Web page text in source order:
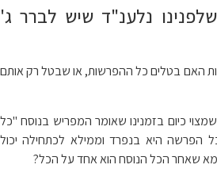
נלענ"ד שיש לברר ג'
האם בטלים כל ההפרשות, או שבטל רק אותם
כיום בזמנינו שאומר המפריש בנוסח "כל
הפרשה היא בנפרד וממילא לכתחילה יכול
שאחר הכל הנוסח הוא אחד על הכל?